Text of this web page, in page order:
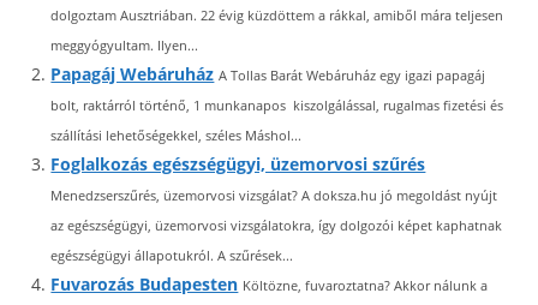
dolgoztam Ausztriában. 22 évig küzdöttem a rákkal, amiből mára teljesen
meggyógyultam. Ilyen...
Papagáj Webáruház A Tollas Barát Webáruház egy igazi papagáj
bolt, raktárról történő, 1 munkanapos kiszolgálással, rugalmas fizetési és
szállítási lehetőségekkel, széles Máshol...
Foglalkozás egészségügyi, üzemorvosi szűrés
Menedzserszűrés, üzemorvosi vizsgálat? A doksza.hu jó megoldást nyújt
az egészségügyi, üzemorvosi vizsgálatokra, így dolgozói képet kaphatnak
egészségügyi állapotukról. A szűrések...
Fuvarozás Budapesten Költözne, fuvaroztatna? Akkor nálunk a